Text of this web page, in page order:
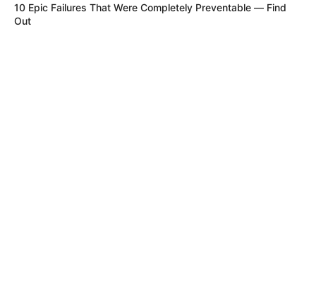
10 Epic Failures That Were Completely Preventable — Find
Out